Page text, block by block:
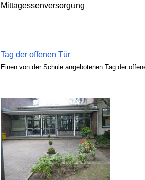
Mittagessenversorgung
Tag der offenen Tür
Einen von der Schule angebotenen Tag der